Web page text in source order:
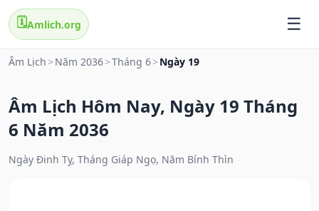
🗓️Amlich.org
Âm Lịch > Năm 2036>Tháng 6> Ngày 19
Âm Lịch Hôm Nay, Ngày 19 Tháng
6 Năm 2036
Ngày Đinh Tỵ, Tháng Giáp Ngọ, Năm Bính Thìn